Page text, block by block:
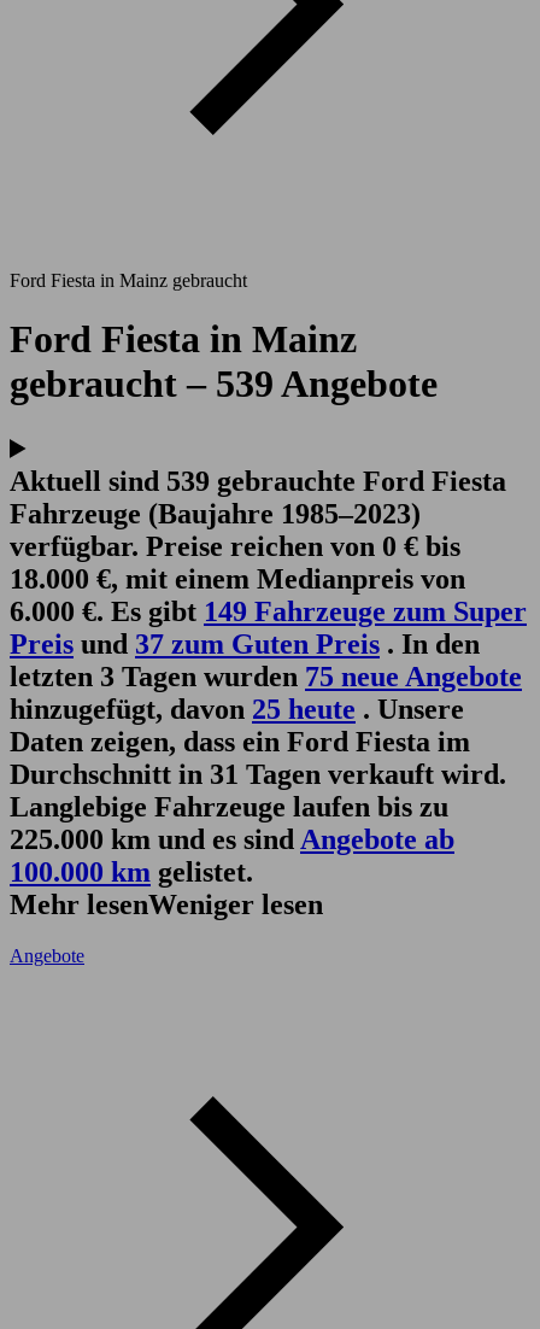
Ford Fiesta in Mainz gebraucht
Ford Fiesta in Mainz
gebraucht – 539 Angebote
Aktuell sind 539 gebrauchte Ford Fiesta
Fahrzeuge (Baujahre 1985–2023)
verfügbar. Preise reichen von 0 € bis
18.000 €, mit einem Medianpreis von
6.000 €. Es gibt 149 Fahrzeuge zum Super
Preis und 37 zum Guten Preis . In den
letzten 3 Tagen wurden 75 neue Angebote
hinzugefügt, davon 25 heute . Unsere
Daten zeigen, dass ein Ford Fiesta im
Durchschnitt in 31 Tagen verkauft wird.
Langlebige Fahrzeuge laufen bis zu
225.000 km und es sind Angebote ab
100.000 km gelistet.
Mehr lesenWeniger lesen
Angebote